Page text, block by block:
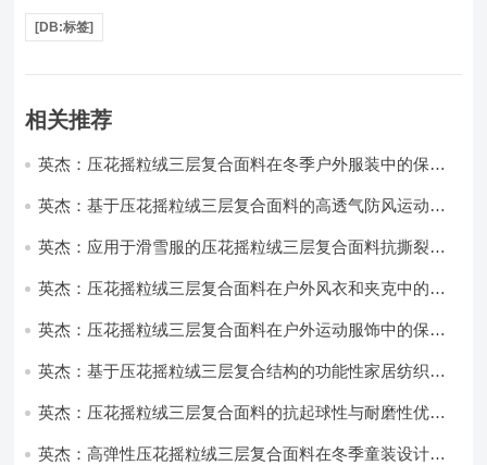
[DB:标签]
相关推荐
英杰：压花摇粒绒三层复合面料在冬季户外服装中的保暖
英杰：基于压花摇粒绒三层复合面料的高透气防风运动服
英杰：应用于滑雪服的压花摇粒绒三层复合面料抗撕裂与
英杰：压花摇粒绒三层复合面料在户外风衣和夹克中的应
英杰：压花摇粒绒三层复合面料在户外运动服饰中的保暖
英杰：基于压花摇粒绒三层复合结构的功能性家居纺织品
英杰：压花摇粒绒三层复合面料的抗起球性与耐磨性优化
英杰：高弹性压花摇粒绒三层复合面料在冬季童装设计中